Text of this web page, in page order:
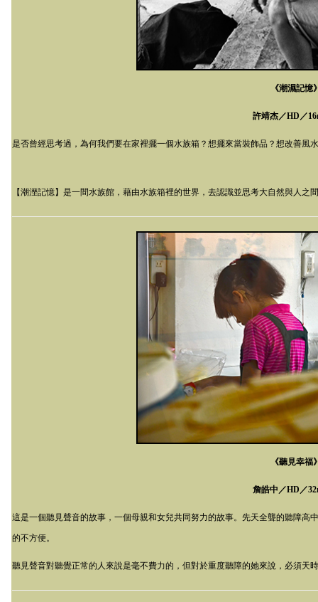
《潮濕記憶
許靖杰／HD ／
是否曾經思考過，為何我們要在家裡擺一個水族箱？想擺來當裝飾品？想改善風
【潮溼記憶】是一間水族館，藉由水族箱裡的世界，去認識並思考大自然與人之
《聽見幸福
詹皓中／HD ／
這是一個聽見聲音的故事，一個母親和女兒共同努力的故事。先天全聾的聽障
的不方便。
聽見聲音對聽覺正常的人來說是毫不費力的，但對於重度聽障的她來說，必須天